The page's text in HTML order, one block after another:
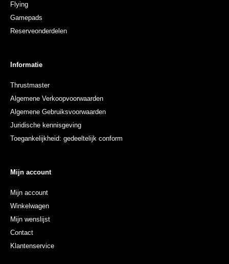
Flying
Gamepads
Reserveonderdelen
Informatie
Thrustmaster
Algemene Verkoopvoorwaarden
Algemene Gebruiksvoorwaarden
Juridische kennisgeving
Toegankelijkheid: gedeeltelijk conform
Mijn account
Mijn account
Winkelwagen
Mijn wenslijst
Contact
Klantenservice